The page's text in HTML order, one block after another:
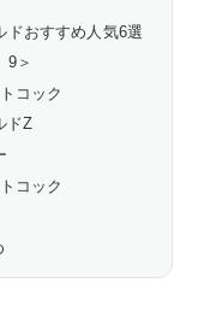
ドおすすめ人気6選
9＞
コック
ドZ
コック